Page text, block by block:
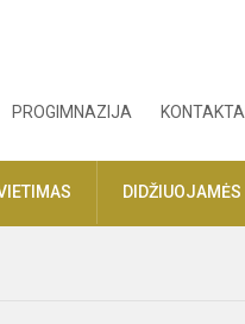
PROGIMNAZIJA KONTAKTAI
DIDŽIUOJAMĖS